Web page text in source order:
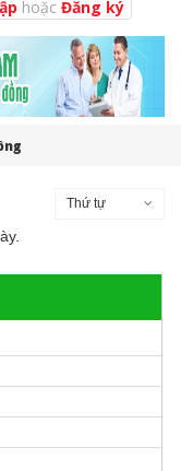
hoặcĐăng ký
Thứ tự